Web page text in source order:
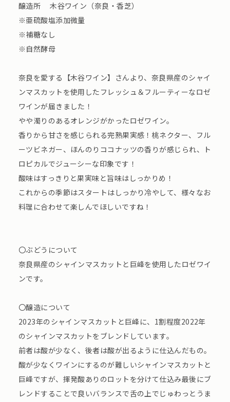
醸造所 木谷ワイン（奈良・香芝）
※亜硫酸塩添加微量
※補糖なし
※自然酵母
奈良を愛する【木谷ワイン】さんより、奈良県産のシャイ
ンマスカットを使用したフレッシュ＆フルーティーなロゼ
ワインが届きました！
やや濁りのあるオレンジがかったロゼワイン。
香りから甘さを感じられる完熟果実感！桃ネクター、フル
ーツビネガー、ほんのりココナッツの香りが感じられ、ト
ロピカルでジューシーな印象です！
酸味はすっきりと果実味と旨味はしっかりめ！
これからの季節はスタートはしっかり冷やして、様々なお
料理に合わせて楽しんでほしいですね！
〇ぶどうについて
奈良県産のシャインマスカットと巨峰を使用したロゼワイ
ンです。
〇醸造について
2023年のシャインマスカットと巨峰に、1割程度2022年
のシャインマスカットをブレンドしています。
前者は酸が少なく、後者は酸が出るように仕込んだもの。
酸が少なくワインにするのが難しいシャインマスカットと
巨峰ですが、揮発酸ありのロットを分けて仕込み最後にブ
レンドすることで良いバランスで舌の上でじゅわっとうま